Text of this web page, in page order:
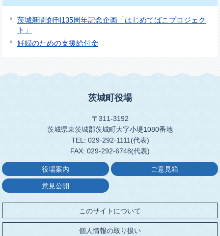
茨城新聞創刊135周年記念企画「はじめてばこプロジェク
ト」
妊婦のための支援給付金
茨城町役場
〒311-3192
茨城県東茨城郡茨城町大字小堤1080番地
TEL: 029-292-1111(代表)
FAX: 029-292-6748(代表)
役場案内 ご意見箱
意見公開
このサイトについて
個人情報の取り扱い